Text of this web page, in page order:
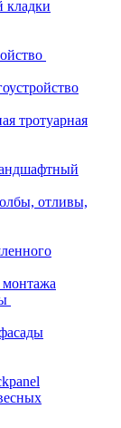
кладки
тротуарная
отливы,